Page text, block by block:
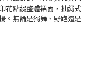
花點綴整體裙面，抽繩式
。無論是獨舞、野跑還是